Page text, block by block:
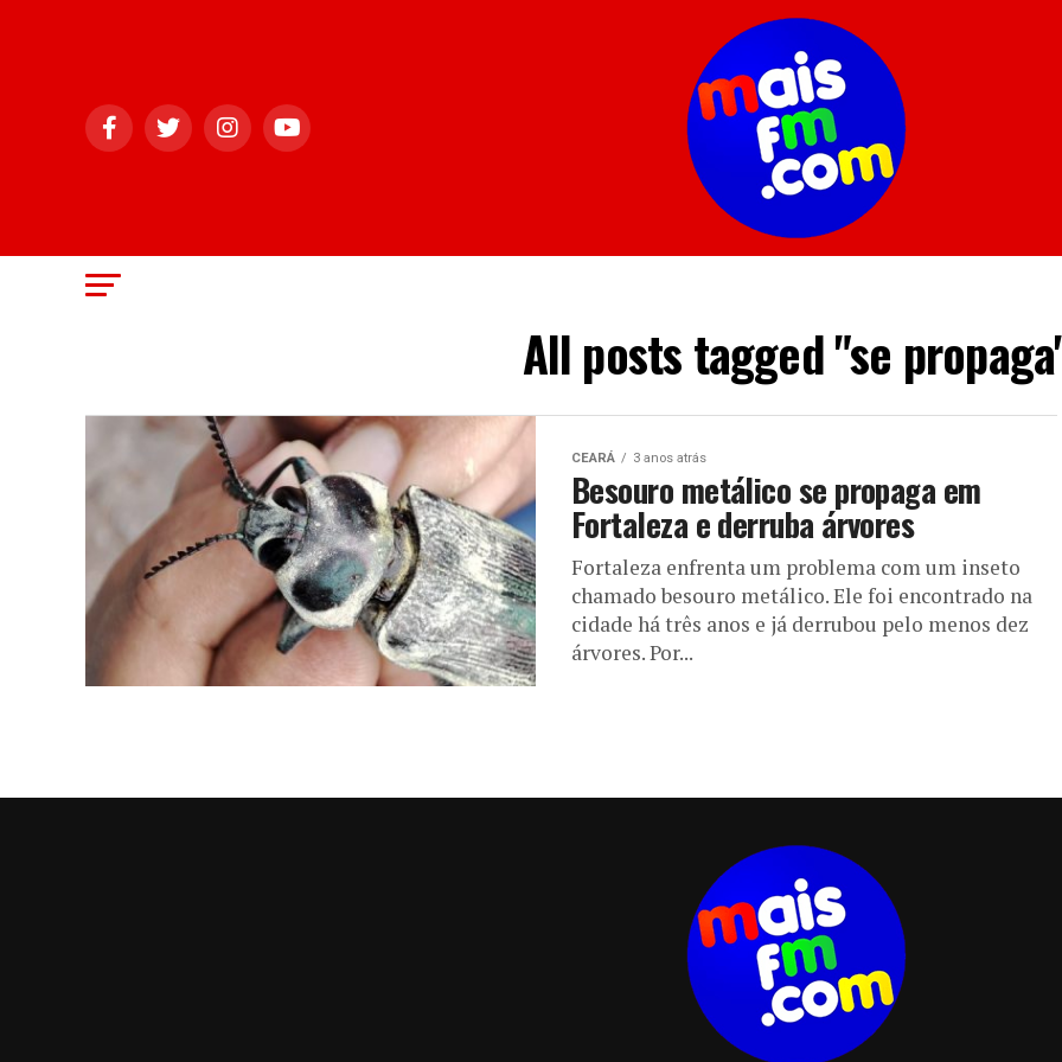
All posts tagged "se
CEARÁ 3 anos atrás
Besouro metálico se propaga em
Fortaleza e derruba árvores
Fortaleza enfrenta um problema com um inseto
chamado besouro metálico. Ele foi encontrado na
cidade há três anos e já derrubou pelo menos dez
árvores. Por...